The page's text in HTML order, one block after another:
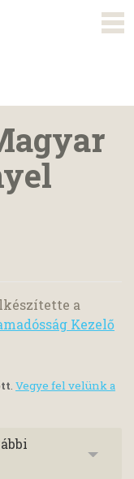
a
Kezelő
. Vegye fel velünk a